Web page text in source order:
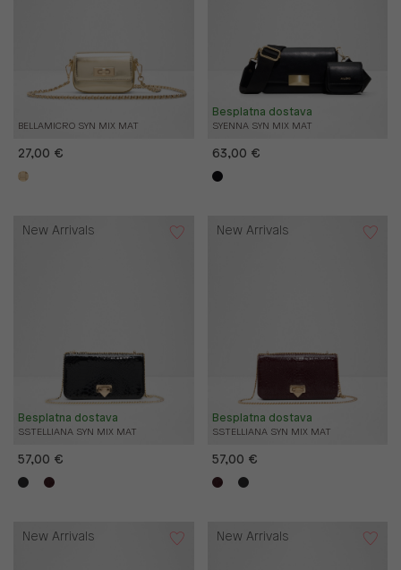
BELLAMICRO SYN MIX MAT
27,00 €
SYENNA SYN MIX MAT
Besplatna dostava
63,00 €
SSTELLIANA SYN MIX MAT
Besplatna dostava
New Arrivals
57,00 €
SSTELLIANA SYN MIX MAT
Besplatna dostava
New Arrivals
57,00 €
New Arrivals New Arrivals